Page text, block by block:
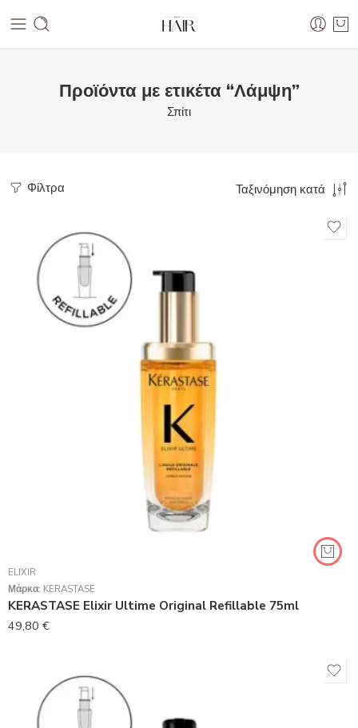
Προϊόντα με ετικέτα “Λάμψη”
Σπίτι
Φίλτρα Ταξινόμηση κατά
ELIXIR
Μάρκα: KERASTASE
KERASTASE Elixir Ultime Original Refillable 75ml
49,80 €